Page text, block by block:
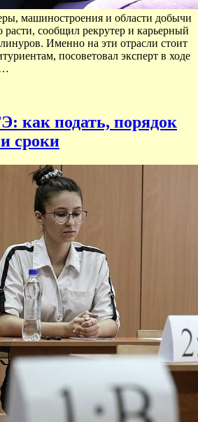
машиностроения и области добычи
расти, сообщил рекрутер и карьерный
Именно на эти отрасли стоит
посоветовал эксперт в ходе
как подать, порядок
сроки